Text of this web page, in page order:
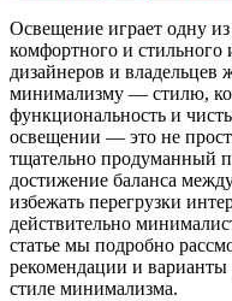
Освещение играет одну
комфортного и стильного
дизайнеров и владельцев
минимализму — стилю,
функциональность и
освещении — это не
тщательно продуманный
достижение баланса
избежать перегрузки
действительно
статье мы подробно
рекомендации и варианты
стиле минимализма.